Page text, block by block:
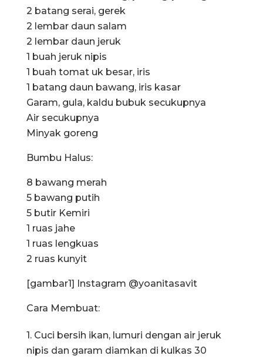
2 batang serai, gerek
2 lembar daun salam
2 lembar daun jeruk
1 buah jeruk nipis
1 buah tomat uk besar, iris
1 batang daun bawang, iris kasar
Garam, gula, kaldu bubuk secukupnya
Air secukupnya
Minyak goreng
Bumbu Halus:
8 bawang merah
5 bawang putih
5 butir Kemiri
1 ruas jahe
1 ruas lengkuas
2 ruas kunyit
[gambar1] Instagram @yoanitasavit
Cara Membuat:
1. Cuci bersih ikan, lumuri dengan air jeruk
nipis dan garam diamkan di kulkas 30